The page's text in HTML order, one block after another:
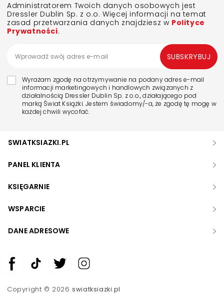
Administratorem Twoich danych osobowych jest
Dressler Dublin Sp. z o.o. Więcej informacji na temat
zasad przetwarzania danych znajdziesz w Polityce
Prywatności.
Wyrażam zgodę na otrzymywanie na podany adres e-mail
informacji marketingowych i handlowych związanych z
działalnością Dressler Dublin Sp. z o.o., działającego pod
marką Świat Książki. Jestem świadomy/-a, że zgodę tę mogę w
każdej chwili wycofać.
SUBSKRYBUJ
SWIATKSIAZKI.PL
PANEL KLIENTA
KSIĘGARNIE
WSPARCIE
DANE ADRESOWE
Copyright © 2026swiatksiazki.pl
Zwiększ rozmiar czcionki